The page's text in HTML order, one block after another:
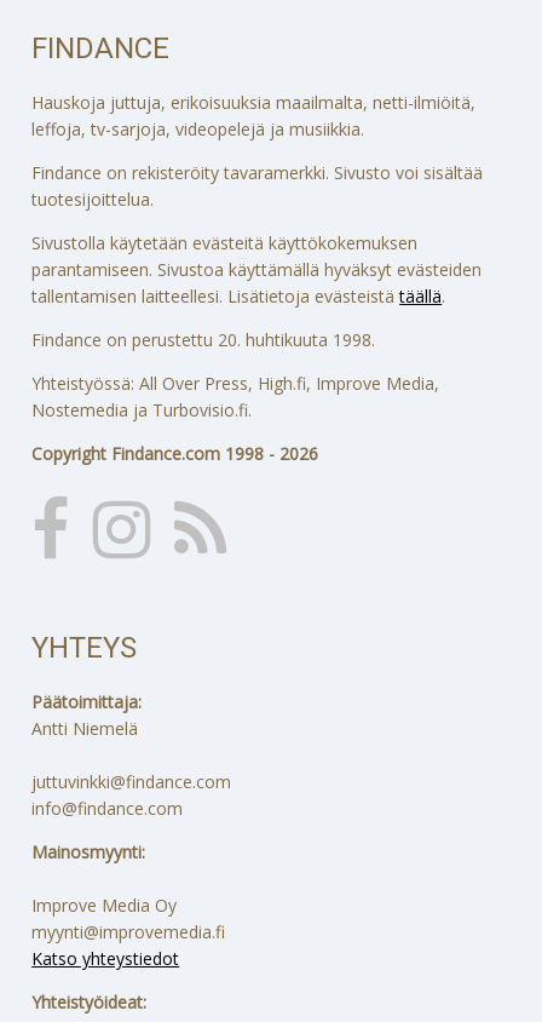
FINDANCE
Hauskoja juttuja, erikoisuuksia maailmalta, netti-ilmiöitä,
leffoja, tv-sarjoja, videopelejä ja musiikkia.
Findance on rekisteröity tavaramerkki. Sivusto voi sisältää
tuotesijoittelua.
Sivustolla käytetään evästeitä käyttökokemuksen
parantamiseen. Sivustoa käyttämällä hyväksyt evästeiden
tallentamisen laitteellesi. Lisätietoja evästeistätäällä.
Findance on perustettu 20. huhtikuuta 1998.
Yhteistyössä: All Over Press, High.fi, Improve Media,
Nostemedia ja Turbovisio.fi.
Copyright Findance.com 1998 - 2026
YHTEYS
Päätoimittaja:
Antti Niemelä
juttuvinkki@findance.com
info@findance.com
Mainosmyynti:
Improve Media Oy
myynti@improvemedia.fi
Katso yhteystiedot
Yhteistyöideat: